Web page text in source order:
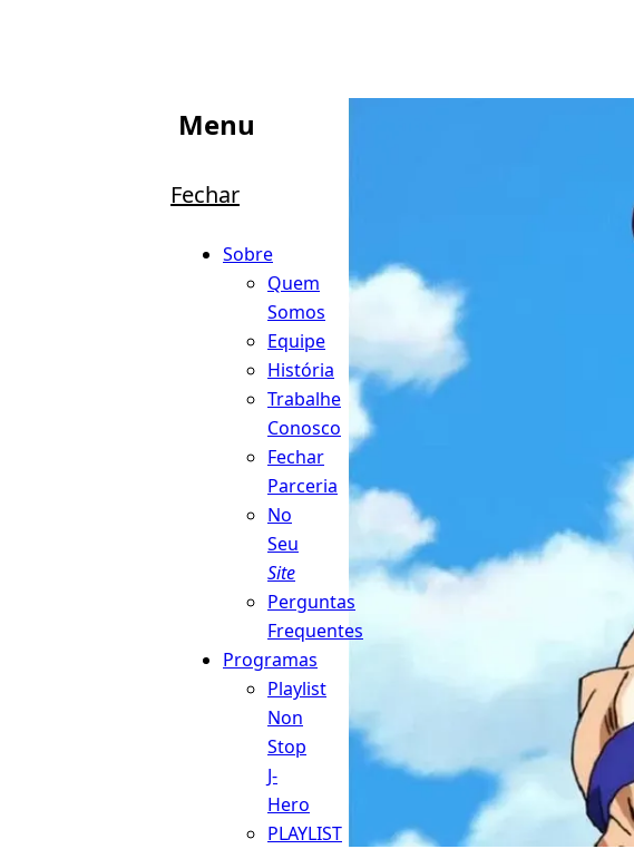
Menu
Fechar
Sobre
Quem
Somos
Equipe
História
Trabalhe
Conosco
Fechar
Parceria
No
Seu
Site
Perguntas
Frequentes
Programas
Playlist
Non
Stop
J-
Hero
PLAYLIST